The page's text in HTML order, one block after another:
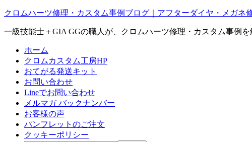
クロムハーツ修理・カスタム事例ブログ｜アフターダイヤ・メガネ
一級技能士＋GIA GGの職人が、クロムハーツ修理・カスタム事例
ホーム
クロムカスタム工房HP
おてがる発送キット
お問い合わせ
Lineでお問い合わせ
メルマガ バックナンバー
お客様の声
パンフレットのご注文
クッキーポリシー